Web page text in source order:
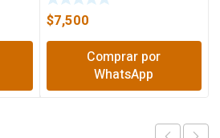
$7,500
Comprar por
WhatsApp